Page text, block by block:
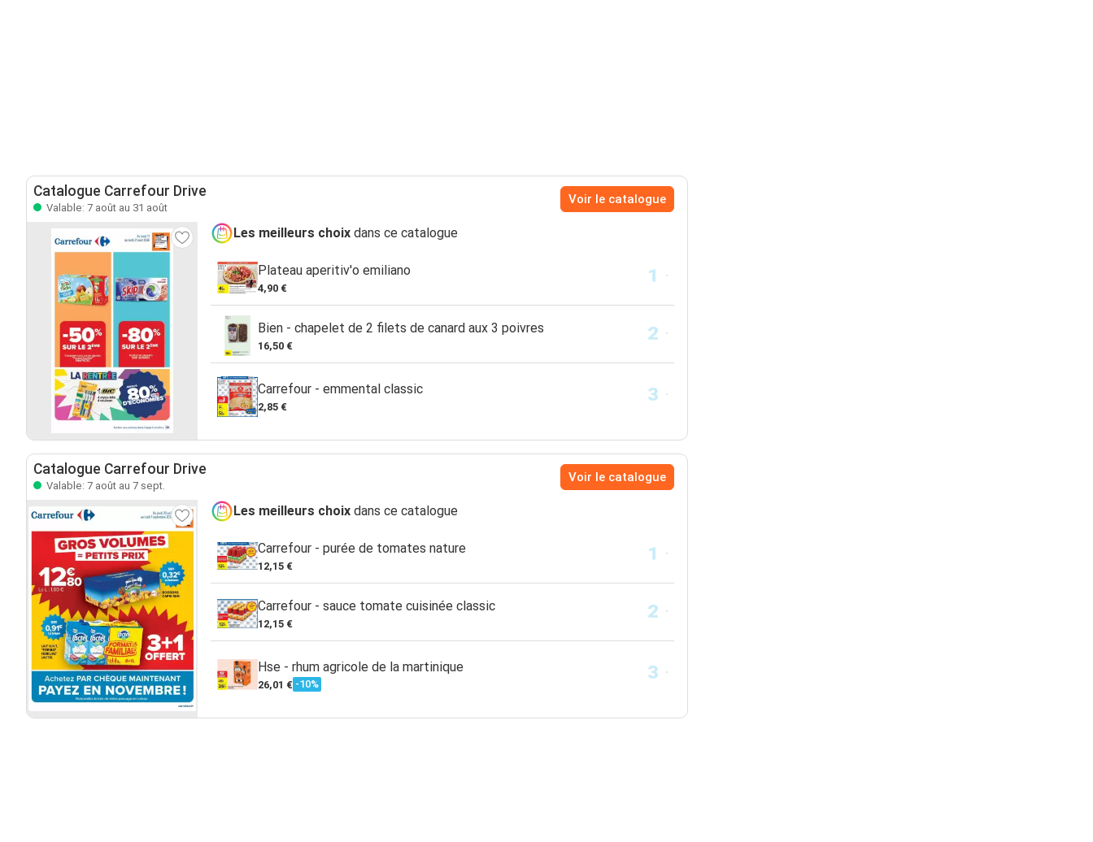
Catalogue Carrefour Drive
Valable: 7 août au 31 août
Voir le catalogue
Les meilleurs choix dans ce catalogue
Plateau aperitiv'o emiliano
4,90 €
Bien - chapelet de 2 filets de canard aux 3 poivres
16,50 €
Carrefour - emmental classic
2,85 €
Catalogue Carrefour Drive
Valable: 7 août au 7 sept.
Voir le catalogue
Les meilleurs choix dans ce catalogue
Carrefour - purée de tomates nature
12,15 €
Carrefour - sauce tomate cuisinée classic
12,15 €
Hse - rhum agricole de la martinique
26,01 € -10%